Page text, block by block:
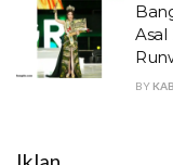
Asal
BY